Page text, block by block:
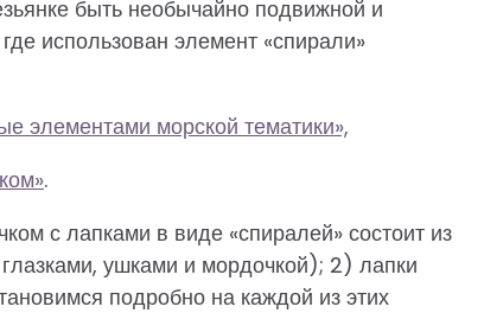
быть необычайно подвижной и
использован элемент «спирали»
элементами морской тематики»,
.
с лапками в виде «спиралей» состоит из
ушками и мордочкой); 2) лапки
подробно на каждой из этих